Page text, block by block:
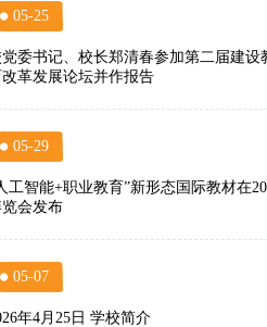
05-25
委书记、校长郑清春参加第二届建设
革发展论坛并作报告
05-29
工智能+职业教育”新形态国际教材在
会发布
05-07
年4月25日 学校简介